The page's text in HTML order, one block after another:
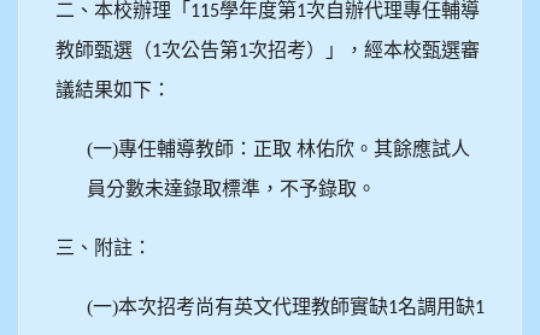
二、本校辦理「 115學年度第1次自辦代理專任輔導
教師甄選（1次公告第1次招考）」，經本校甄選審
議結果如下：
(一)專任輔導教師：正取 林佑欣。其餘應試人
員分數未達錄取標準，不予錄取。
三、附註：
(一)本次招考尚有英文代理教師實缺1名調用缺1